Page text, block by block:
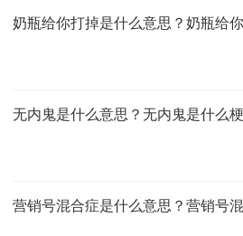
奶瓶给你打掉是什么意思？奶瓶给
无内鬼是什么意思？无内鬼是什么
营销号混合症是什么意思？营销号